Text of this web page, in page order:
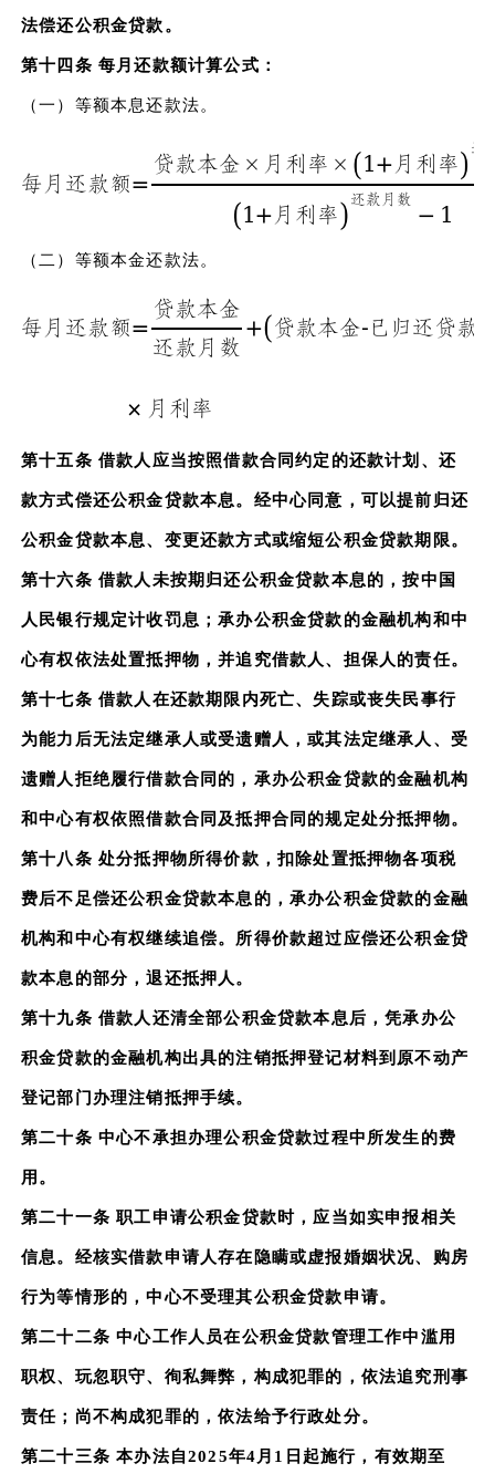
法偿还公积金贷款。
第十四条 每月还款额计算公式：
（一）等额本息还款法。
（二）等额本金还款法。
第十五条 借款人应当按照借款合同约定的还款计划、还
款方式偿还公积金贷款本息。经中心同意，可以提前归还
公积金贷款本息、变更还款方式或缩短公积金贷款期限。
第十六条 借款人未按期归还公积金贷款本息的，按中国
人民银行规定计收罚息；承办公积金贷款的金融机构和中
心有权依法处置抵押物，并追究借款人、担保人的责任。
第十七条 借款人在还款期限内死亡、失踪或丧失民事行
为能力后无法定继承人或受遗赠人，或其法定继承人、受
遗赠人拒绝履行借款合同的，承办公积金贷款的金融机构
和中心有权依照借款合同及抵押合同的规定处分抵押物。
第十八条 处分抵押物所得价款，扣除处置抵押物各项税
费后不足偿还公积金贷款本息的，承办公积金贷款的金融
机构和中心有权继续追偿。所得价款超过应偿还公积金贷
款本息的部分，退还抵押人。
第十九条 借款人还清全部公积金贷款本息后，凭承办公
积金贷款的金融机构出具的注销抵押登记材料到原不动产
登记部门办理注销抵押手续。
第二十条 中心不承担办理公积金贷款过程中所发生的费
用。
第二十一条 职工申请公积金贷款时，应当如实申报相关
信息。经核实借款申请人存在隐瞒或虚报婚姻状况、购房
行为等情形的，中心不受理其公积金贷款申请。
第二十二条 中心工作人员在公积金贷款管理工作中滥用
职权、玩忽职守、徇私舞弊，构成犯罪的，依法追究刑事
责任；尚不构成犯罪的，依法给予行政处分。
第二十三条 本办法自2025年4月1日起施行，有效期至